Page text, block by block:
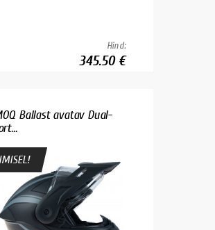
Hind:
345.50 €
Ballast avatav Dual-